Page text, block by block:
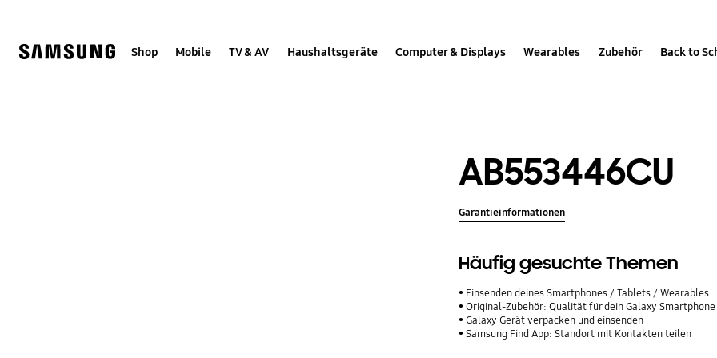
help
Shop Mobile TV & AV Haushaltsgeräte Computer & Displays Wearables Zubehör Back to
AB553446CU
Garantieinformationen
Häufig gesuchte Themen
Einsenden deines Smartphones / Tablets / Wearables
Original-Zubehör: Qualität für dein Galaxy Smartphone
Galaxy Gerät verpacken und einsenden
Samsung Find App: Standort mit Kontakten teilen